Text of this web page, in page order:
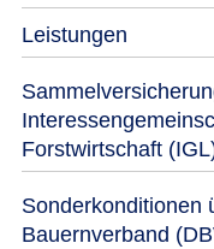
Leistungen
Forstwirtschaft
Sonderkonditionen
Bauernverband